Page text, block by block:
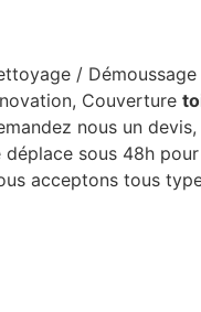
/
Couverture
nous un
déplace sous 48h
acceptons tous